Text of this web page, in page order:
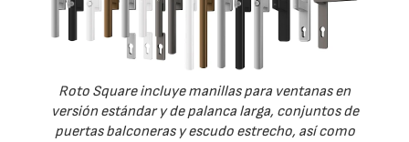
Roto Square incluye manillas para ventanas en
versión estándar y de palanca larga, conjuntos de
puertas balconeras y escudo estrecho, así como